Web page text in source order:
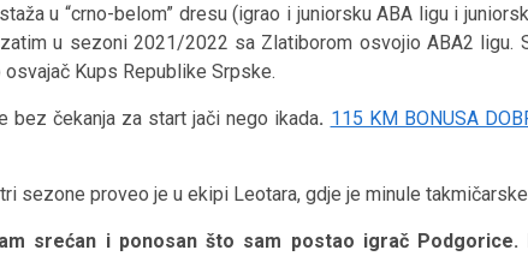
u “crno-belom” dresu (igrao i juniorsku ABA ligu i
u sezoni 2021/2022 sa Zlatiborom osvojio ABA2 ligu.
osvajač Kups Republike Srpske.
bez čekanja za start jači nego ikada. 115 KM BONUSA
sezone proveo je u ekipi Leotara, gdje je minule
srećan i ponosan što sam postao igrač